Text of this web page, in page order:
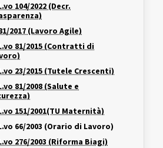
104/2022 (Decr.
2017 (Lavoro Agile)
81/2015 (Contratti di
23/2015 (Tutele Crescenti)
81/2008 (Salute e
151/2001(TU Maternità)
66/2003 (Orario di Lavoro)
276/2003 (Riforma Biagi)